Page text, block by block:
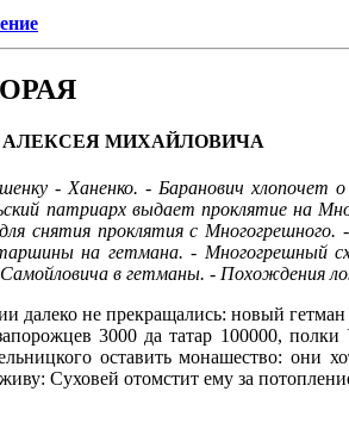
МИХАЙЛОВИЧА
- Ханенко. - Баранович хлопочет
патриарх выдает проклятие на
снятия проклятия с
на гетмана. - Многогрешный
в гетманы. - Похождения
далеко не прекращались: новый
3000 да татар 100000,
оставить монашество: они
Суховей отомстит ему за